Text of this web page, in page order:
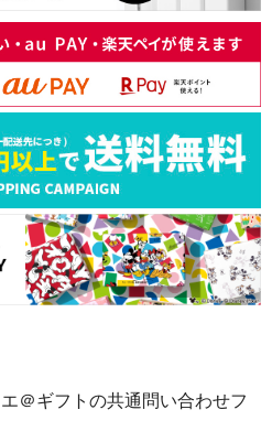
＠ギフトの共通問い合わせフ